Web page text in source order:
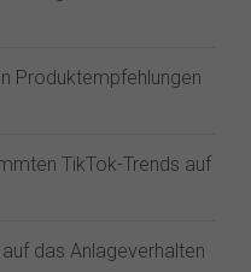
Produktempfehlungen
TikTok-Trends auf
das Anlageverhalten